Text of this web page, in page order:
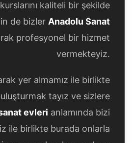
kaliteli bir şekilde
de bizler Anadolu Sanat
profesyonel bir hizmet
vermekteyiz.
yer almamız ile birlikte
tayız ve sizlere
evleri anlamında bizi
ile birlikte burada onlarla